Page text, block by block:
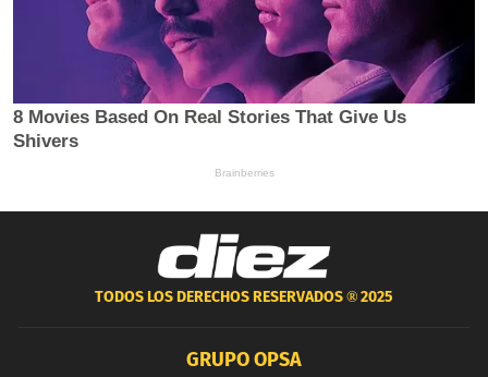
TODOS LOS DERECHOS RESERVADOS ®2025
GRUPO OPSA